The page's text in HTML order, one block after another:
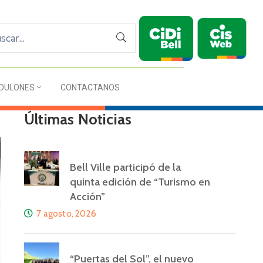
CONTACTANOS
Últimas Noticias
Bell Ville participó de la
quinta edición de “Turismo en
Acción”
7 agosto, 2026
“Puertas del Sol”, el nuevo